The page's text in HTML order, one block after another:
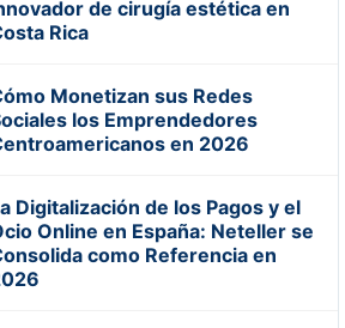
de cirugía estética en
Rica
Monetizan sus Redes
los Emprendedores
en 2026
Digitalización de los Pagos y el
Online en España: Neteller se
como Referencia en